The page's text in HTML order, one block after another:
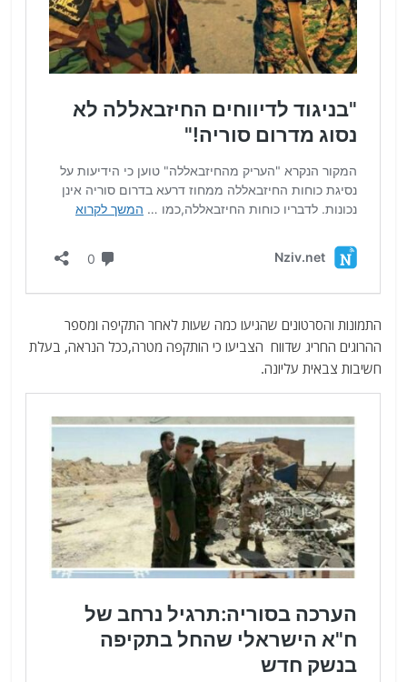
התמונות והסרטונים שהגיעו כמה שעות לאחר התקיפה ומספר
ההרוגים החריג שדווח הצביעו כי הותקפה מטרה,ככל הנראה, בעלת
חשיבות צבאית עליונה.